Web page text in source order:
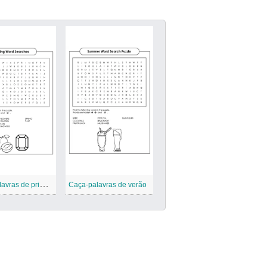
C
aça-palavras de primavera Caça-palavras de verão